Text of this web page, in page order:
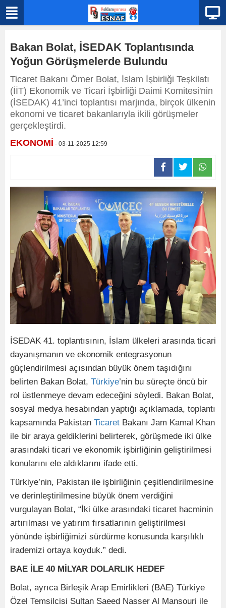
Bakan Bolat, İSEDAK Toplantısında
Yoğun Görüşmelerde Bulundu
Ticaret Bakanı Ömer Bolat, İslam İşbirliği Teşkilatı
(İİT) Ekonomik ve Ticari İşbirliği Daimi Komitesi'nin
(İSEDAK) 41’inci toplantısı marjında, birçok ülkenin
ekonomi ve ticaret bakanlarıyla ikili görüşmeler
gerçekleştirdi.
EKONOMİ - 03-11-2025 12:59
İSEDAK 41. toplantısının, İslam ülkeleri arasında ticari
dayanışmanın ve ekonomik entegrasyonun
güçlendirilmesi açısından büyük önem taşıdığını
belirten Bakan Bolat, Türkiye’nin bu süreçte öncü bir
rol üstlenmeye devam edeceğini söyledi. Bakan Bolat,
sosyal medya hesabından yaptığı açıklamada, toplantı
kapsamında Pakistan Ticaret Bakanı Jam Kamal Khan
ile bir araya geldiklerini belirterek, görüşmede iki ülke
arasındaki ticari ve ekonomik işbirliğinin geliştirilmesi
konularını ele aldıklarını ifade etti.
Türkiye’nin, Pakistan ile işbirliğinin çeşitlendirilmesine
ve derinleştirilmesine büyük önem verdiğini
vurgulayan Bolat, “İki ülke arasındaki ticaret hacminin
artırılması ve yatırım fırsatlarının geliştirilmesi
yönünde işbirliğimizi sürdürme konusunda karşılıklı
irademizi ortaya koyduk.” dedi.
BAE İLE 40 MİLYAR DOLARLIK HEDEF
Bolat, ayrıca Birleşik Arap Emirlikleri (BAE) Türkiye
Özel Temsilcisi Sultan Saeed Nasser Al Mansouri ile